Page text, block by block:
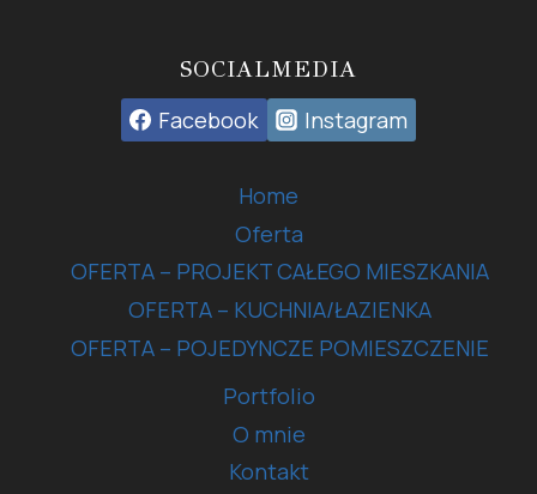
SOCIALMEDIA
Facebook Instagram
Home
Oferta
OFERTA – PROJEKT CAŁEGO MIESZKANIA
OFERTA – KUCHNIA/ŁAZIENKA
OFERTA – POJEDYNCZE POMIESZCZENIE
Portfolio
O mnie
Kontakt